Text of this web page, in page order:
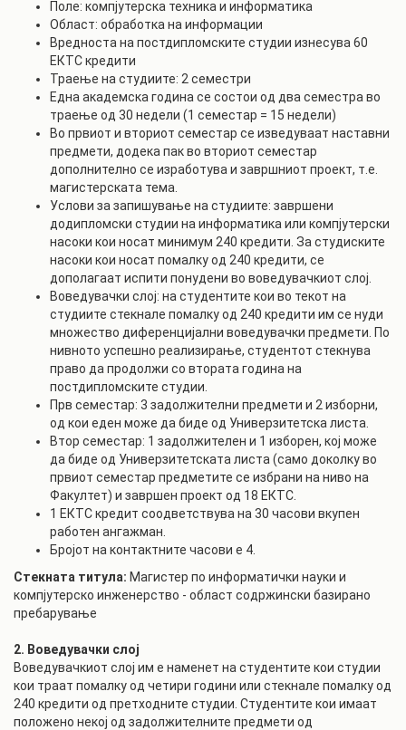
Поле: компјутерска техника и информатика
Област: обработка на информации
Вредноста на постдипломските студии изнесува 60
ЕКТС кредити
Траење на студиите: 2 семестри
Една академска година се состои од два семестра во
траење од 30 недели (1 семестар = 15 недели)
Во првиот и вториот семестар се изведуваат наставни
предмети, додека пак во вториот семестар
дополнително се изработува и завршниот проект, т.е.
магистерската тема.
Услови за запишување на студиите: завршени
додипломски студии на информатика или компјутерски
насоки кои носат минимум 240 кредити. За студиските
насоки кои носат помалку од 240 кредити, се
дополагаат испити понудени во воведувачкиот слој.
Воведувачки слој: на студентите кои во текот на
студиите стекнале помалку од 240 кредити им се нуди
множество диференцијални воведувачки предмети. По
нивното успешно реализирање, студентот стекнува
право да продолжи со втората година на
постдипломските студии.
Прв семестар: 3 задолжителни предмети и 2 изборни,
од кои еден може да биде од Универзитетска листа.
Втор семестар: 1 задолжителен и 1 изборен, кој може
да биде од Универзитетската листа (само доколку во
првиот семестар предметите се избрани на ниво на
Факултет) и завршен проект од 18 ЕКТС.
1 ЕКТС кредит соодветствува на 30 часови вкупен
работен ангажман.
Бројот на контактните часови е 4.
Стекната титула: Магистер по информатички науки и
компјутерско инженерство - област содржински базирано
пребарување
2. Воведувачки слој
Воведувачкиот слој им е наменет на студентите кои студии
кои траат помалку од четири години или стекнале помалку од
240 кредити од претходните студии. Студентите кои имаат
положено некој од задолжителните предмети од